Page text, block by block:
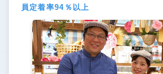
員定着率94％以上